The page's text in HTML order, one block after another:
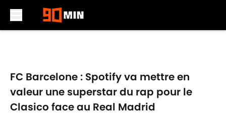
FC Barcelone : Spotify va mettre en
valeur une superstar du rap pour le
Clasico face au Real Madrid